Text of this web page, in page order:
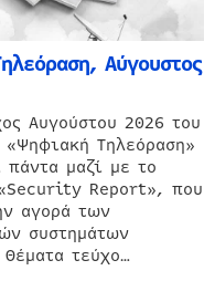
Αύγουστος
Αυγούστου 2026 του
«Ψηφιακή Τηλεόραση»
πάντα μαζί με το
Report», που
αγορά των
συστημάτων
τεύχο…